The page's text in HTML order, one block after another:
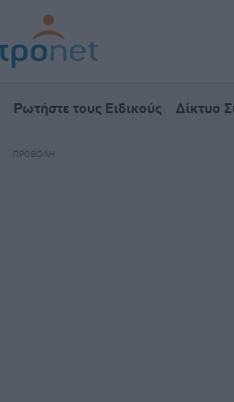
Ρωτήστε τους Ειδικούς Δίκτυο